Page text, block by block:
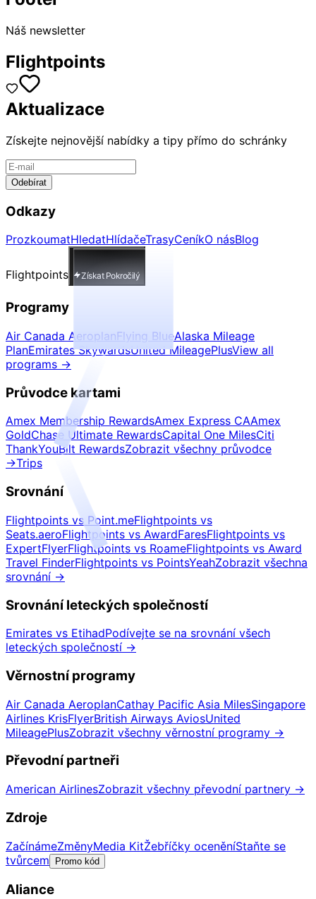
Náš newsletter
Flightpoints
Aktualizace
Získejte nejnovější nabídky a tipy přímo do schránky
Odebírat
Odkazy
ProzkoumatHledatHlídačeTrasyCeníkO násBlog
Flightpoints Získat Pokročilý
Programy
Air Canada AeroplanFlying BlueAlaska Mileage
PlanEmirates SkywardsUnited MileagePlusView all
programs →
Průvodce kartami
Amex Membership RewardsAmex Express CAAmex
GoldChase Ultimate RewardsCapital One MilesCiti
ThankYouBilt RewardsZobrazit všechny průvodce
→Trips
Srovnání
Flightpoints vs Point.meFlightpoints vs
Seats.aeroFlightpoints vs AwardFaresFlightpoints vs
ExpertFlyerFlightpoints vs RoameFlightpoints vs Award
Travel FinderFlightpoints vs PointsYeahZobrazit všechna
srovnání →
Srovnání leteckých společností
Emirates vs EtihadPodívejte se na srovnání všech
leteckých společností →
Věrnostní programy
Air Canada AeroplanCathay Pacific Asia MilesSingapore
Airlines KrisFlyerBritish Airways AviosUnited
MileagePlusZobrazit všechny věrnostní programy →
Převodní partneři
American AirlinesZobrazit všechny převodní partnery →
Zdroje
ZačínámeZměnyMedia KitŽebříčky oceněníStaňte se
tvůrcem
Promo kód
Aliance